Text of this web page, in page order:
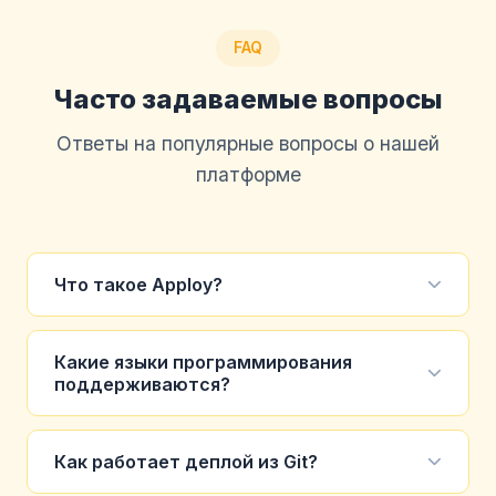
FAQ
Часто задаваемые вопросы
Ответы на популярные вопросы о нашей
платформе
Что такое Apploy?
Apploy — это платформа для деплоя
приложений (PaaS), аналогичная Heroku. Вы
загружаете свой код через Git или Docker, а мы
автоматически разворачиваем его в облаке,
масштабирование.
Какие языки программирования
поддерживаются?
Мы поддерживаем все популярные языки:
Python, Node.js, PHP, Go, Java, Ruby, Rust, .NET
Как работает деплой из Git?